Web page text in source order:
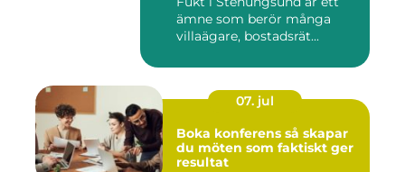
ämne som berör många
villaägare, bostadsrät...
07. jul
Boka konferens så skapar
du möten som faktiskt ger
resultat